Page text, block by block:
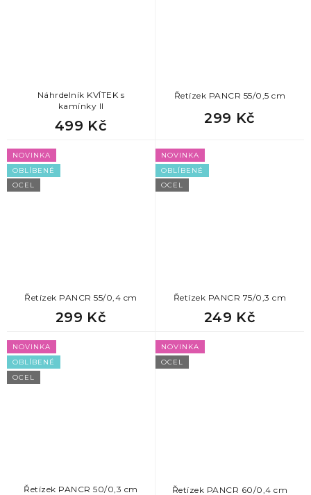
Náhrdelník KVÍTEK s
kamínky II
499 Kč
Řetízek PANCR 55/0,5 cm
299 Kč
NOVINKA
OBLÍBENÉ
OCEL
Řetízek PANCR 55/0,4 cm
299 Kč
NOVINKA
OBLÍBENÉ
OCEL
Řetízek PANCR 75/0,3 cm
249 Kč
NOVINKA
OBLÍBENÉ
OCEL
Řetízek PANCR 50/0,3 cm
NOVINKA
OCEL
Řetízek PANCR 60/0,4 cm